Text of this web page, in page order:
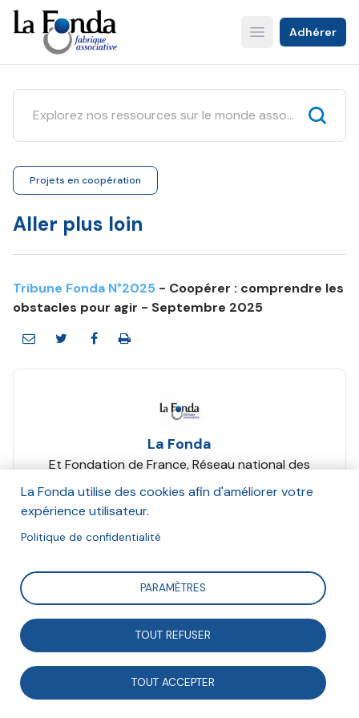
Aller
au
contenu
principal
Open main menu
Adhérer
Projets en coopération
Aller plus loin
Tribune Fonda N°2025 - Coopérer : comprendre les
obstacles pour agir - Septembre 2025
La Fonda
Et Fondation de France, Réseau national des
Maisons des associations (RNMA)
se révèle souvent plus facile à dire qu’à faire. Il nous
reste encore à inventer une coopération à horizon
2040, qui éviterait les pièges du solutionnisme en
La Fonda utilise des cookies afin d'améliorer votre
expérience utilisateur.
Politique de confidentialité
PARAMÈTRES
TOUT REFUSER
TOUT ACCEPTER